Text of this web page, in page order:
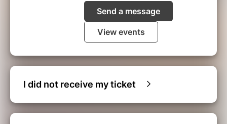
Send a message
View events
I did not receive my ticket